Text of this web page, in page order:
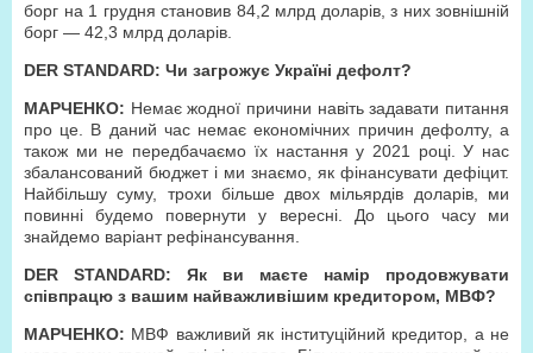
борг на 1 грудня становив 84,2 млрд доларів, з них зовнішній
борг — 42,3 млрд доларів.
DER STANDARD: Чи загрожує Україні дефолт?
МАРЧЕНКО: Немає жодної причини навіть задавати питання
про це. В даний час немає економічних причин дефолту, а
також ми не передбачаємо їх настання у 2021 році. У нас
збалансований бюджет і ми знаємо, як фінансувати дефіцит.
Найбільшу суму, трохи більше двох мільярдів доларів, ми
повинні будемо повернути у вересні. До цього часу ми
знайдемо варіант рефінансування.
DER STANDARD: Як ви маєте намір продовжувати
співпрацю з вашим найважливішим кредитором, МВФ?
МАРЧЕНКО: МВФ важливий як інституційний кредитор, а не